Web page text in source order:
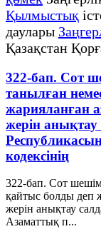
Қылмыстық
даулары
Қазақстан
322-бап. Сот
танылған
жарияланған
жерін
кодексінің
322-бап. Сот
қайтыс болды деп
жерін анықтау
Азаматтық п...